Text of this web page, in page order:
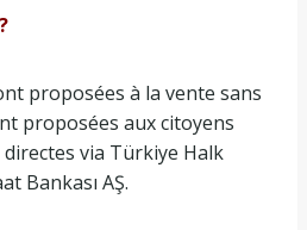
proposées à la vente sans
proposées aux citoyens
via Türkiye Halk
Bankası AŞ.